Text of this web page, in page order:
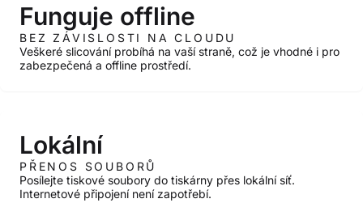
Funguje offline
BEZ ZÁVISLOSTI NA CLOUDU
Veškeré slicování probíhá na vaší straně, což je vhodné i pro
zabezpečená a offline prostředí.
Lokální
PŘENOS SOUBORŮ
Posílejte tiskové soubory do tiskárny přes lokální síť.
Internetové připojení není zapotřebí.